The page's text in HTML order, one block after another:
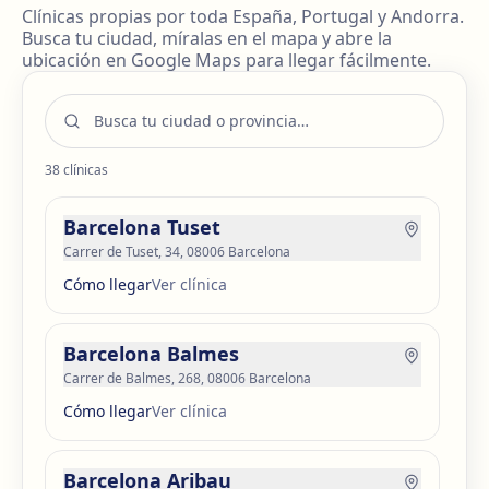
Clínicas propias por toda España, Portugal y Andorra.
Busca tu ciudad, míralas en el mapa y abre la
ubicación en Google Maps para llegar fácilmente.
38clínicas
Barcelona Tuset
Carrer de Tuset, 34, 08006 Barcelona
Cómo llegarVer clínica
Barcelona Balmes
Carrer de Balmes, 268, 08006 Barcelona
Cómo llegarVer clínica
Barcelona Aribau